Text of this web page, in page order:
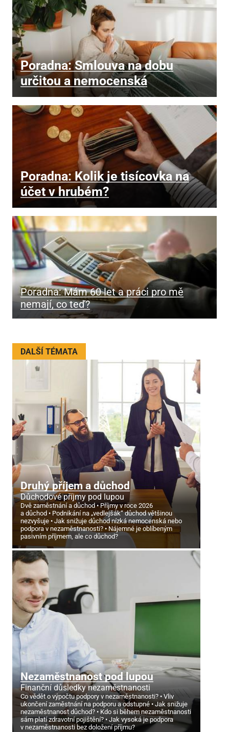
Poradna: Smlouva na dobu
určitou a nemocenská
Poradna: Kolik je tisícovka na
účet v hrubém?
Poradna: Mám 60 let a práci pro mě
nemají, co teď?
DALŠÍ TÉMATA
Druhý příjem a důchod
Důchodové příjmy pod lupou
Dvě zaměstnání a důchod
Příjmy v roce 2026
a důchod
Podnikání na „vedlejšák“ důchod většinou
nezvyšuje
Jak snižuje důchod nízká nemocenská nebo
podpora v nezaměstnanosti?
Nájemné je oblíbeným
pasivním příjmem, ale co důchod?
Nezaměstnanost pod lupou
Finanční důsledky nezaměstnanosti
Co vědět o výpočtu podpory v nezaměstnanosti?
Vliv
ukončení zaměstnání na podporu a odstupné
Jak snižuje
nezaměstnanost důchod?
Kdo si během nezaměstnanosti
sám platí zdravotní pojištění?
Jak vysoká je podpora
v nezaměstnanosti bez doložení příjmu?